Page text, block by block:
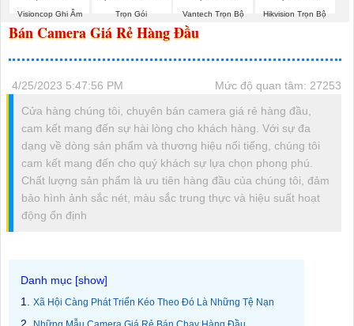
Visioncop Ghi Âm
Trọn Gói
Vantech Trọn Bộ
Hikvision Trọn Bộ
Bán Camera Giá Rẻ Hàng Đầu
4/25/2023 5:47:56 PM
Mức độ quan tâm: 27253
Cửa hàng chúng tôi, chuyên bán camera giá rẻ hàng đầu,
cam kết mang đến sự hài lòng cho khách hàng. Với sự đa
dạng về dòng sản phẩm và thương hiệu nổi tiếng, chúng tôi
cam kết mang đến cho quý khách sự lựa chọn phong phú.
Chất lượng sản phẩm là ưu tiên hàng đầu của chúng tôi, đảm
bảo hình ảnh sắc nét, màu sắc trung thực và hiệu suất hoạt
động ổn định
Xã Hội Càng Phát Triển Kéo Theo Đó Là Những Tệ Nạn